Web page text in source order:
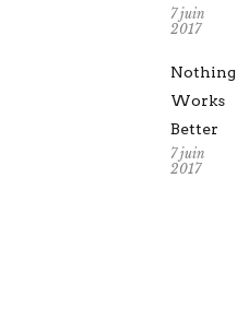
7 juin
2017
Nothing
Works
Better
7 juin
2017